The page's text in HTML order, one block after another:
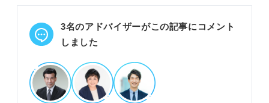
が課題。
不労所得やベーシックインカムも安定的な収入源と
POINT：働かない生活は孤独や将来不安など精神的
ストレスも大きい。
3名のアドバイザーがこの記事にコメント
しました